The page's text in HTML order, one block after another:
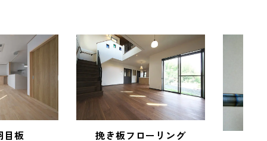
目板 挽き板フローリング